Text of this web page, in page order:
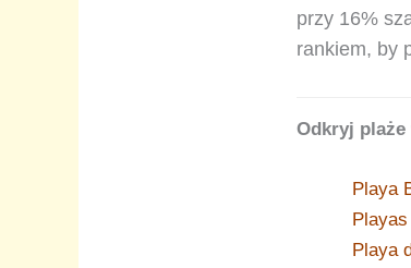
przy 16%
rankiem, by
Odkryj
Playa
Playa